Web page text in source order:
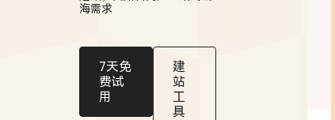
海需求
7天免
费试
用
建
站
工
具